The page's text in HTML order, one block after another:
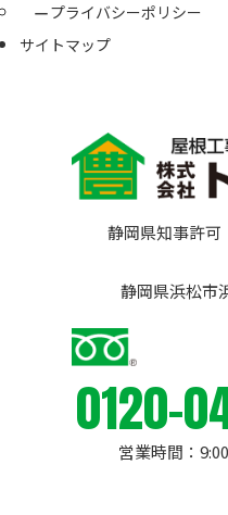
静岡県知事許可
静岡県浜松市
0120-
営業時間：
プライバシーポリシー
サイトマップ